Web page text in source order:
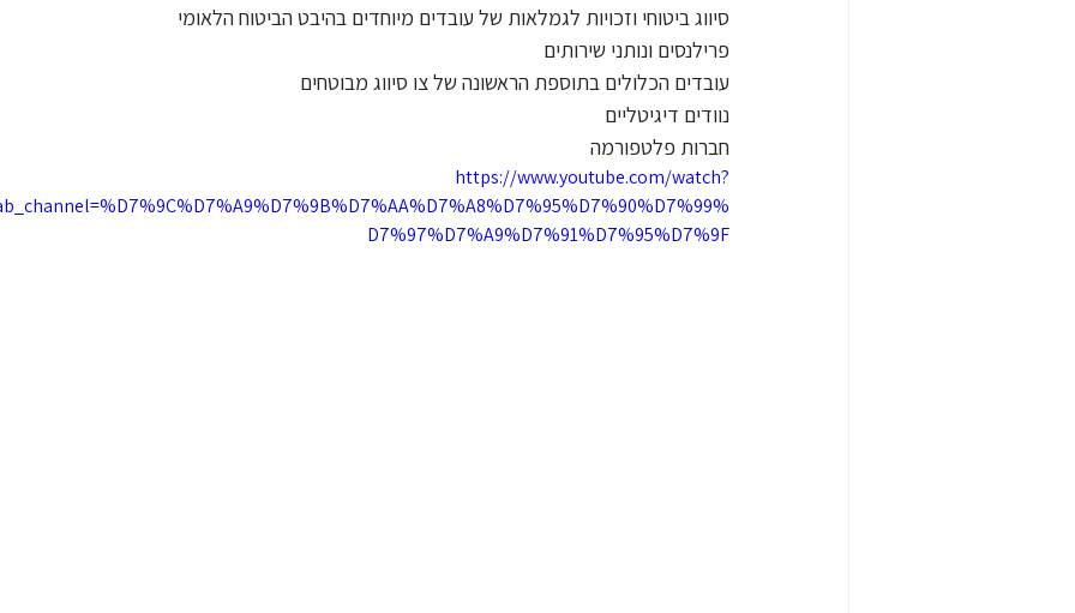
סיווג ביטוחי וזכויות לגמלאות של עובדים מיוחדים בהיבט הביטוח הלאומי
פרילנסים ונותני שירותים
עובדים הכלולים בתוספת הראשונה של צו סיווג מבוטחים
נוודים דיגיטליים
חברות פלטפורמה
https://www.youtube.com/watch?
D7%97%D7%A9%D7%91%D7%95%D7%9F